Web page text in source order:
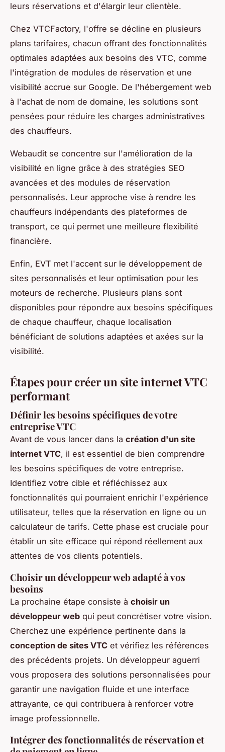
leurs réservations et d'élargir leur clientèle.
Chez VTCFactory, l'offre se décline en plusieurs
plans tarifaires, chacun offrant des fonctionnalités
optimales adaptées aux besoins des VTC, comme
l'intégration de modules de réservation et une
visibilité accrue sur Google. De l'hébergement web
à l'achat de nom de domaine, les solutions sont
pensées pour réduire les charges administratives
des chauffeurs.
Webaudit se concentre sur l'amélioration de la
visibilité en ligne grâce à des stratégies SEO
avancées et des modules de réservation
personnalisés. Leur approche vise à rendre les
chauffeurs indépendants des plateformes de
transport, ce qui permet une meilleure flexibilité
financière.
Enfin, EVT met l'accent sur le développement de
sites personnalisés et leur optimisation pour les
moteurs de recherche. Plusieurs plans sont
disponibles pour répondre aux besoins spécifiques
de chaque chauffeur, chaque localisation
bénéficiant de solutions adaptées et axées sur la
visibilité.
Étapes pour créer un site internet VTC
performant
Définir les besoins spécifiques de votre
entreprise VTC
Avant de vous lancer dans la création d'un site
internet VTC, il est essentiel de bien comprendre
les besoins spécifiques de votre entreprise.
Identifiez votre cible et réfléchissez aux
fonctionnalités qui pourraient enrichir l'expérience
utilisateur, telles que la réservation en ligne ou un
calculateur de tarifs. Cette phase est cruciale pour
établir un site efficace qui répond réellement aux
attentes de vos clients potentiels.
Choisir un développeur web adapté à vos
besoins
La prochaine étape consiste à choisir un
développeur web qui peut concrétiser votre vision.
Cherchez une expérience pertinente dans la
conception de sites VTC et vérifiez les références
des précédents projets. Un développeur aguerri
vous proposera des solutions personnalisées pour
garantir une navigation fluide et une interface
attrayante, ce qui contribuera à renforcer votre
image professionnelle.
Intégrer des fonctionnalités de réservation et